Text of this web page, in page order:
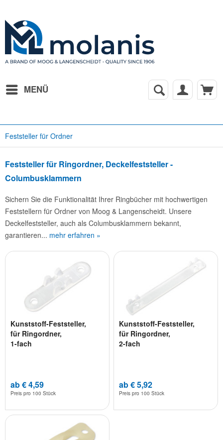
MENÜ
Feststeller für Ordner
Feststeller für Ringordner, Deckelfeststeller -
Columbusklammern
Sichern Sie die Funktionalität Ihrer Ringbücher mit hochwertigen
Feststellern für Ordner von Moog & Langenscheidt. Unsere
Deckelfeststeller, auch als Columbusklammern bekannt,
garantieren... mehr erfahren »
Kunststoff-Feststeller,
für Ringordner,
1-fach
ab € 4,59
Preis pro 100 Stück
Kunststoff-Feststeller,
für Ringordner,
2-fach
ab € 5,92
Preis pro 100 Stück